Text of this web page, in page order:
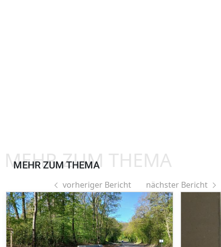
MEHR ZUM THEMA
MEHR ZUM THEMA
vorheriger Bericht nächster Bericht